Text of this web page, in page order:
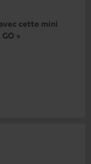
cette mini
»